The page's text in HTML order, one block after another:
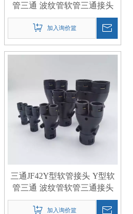
管三通 波纹管软管三通接头
加入询价篮
三通JF42Y型软管接头 Y型软
管三通 波纹管软管三通接头
加入询价篮